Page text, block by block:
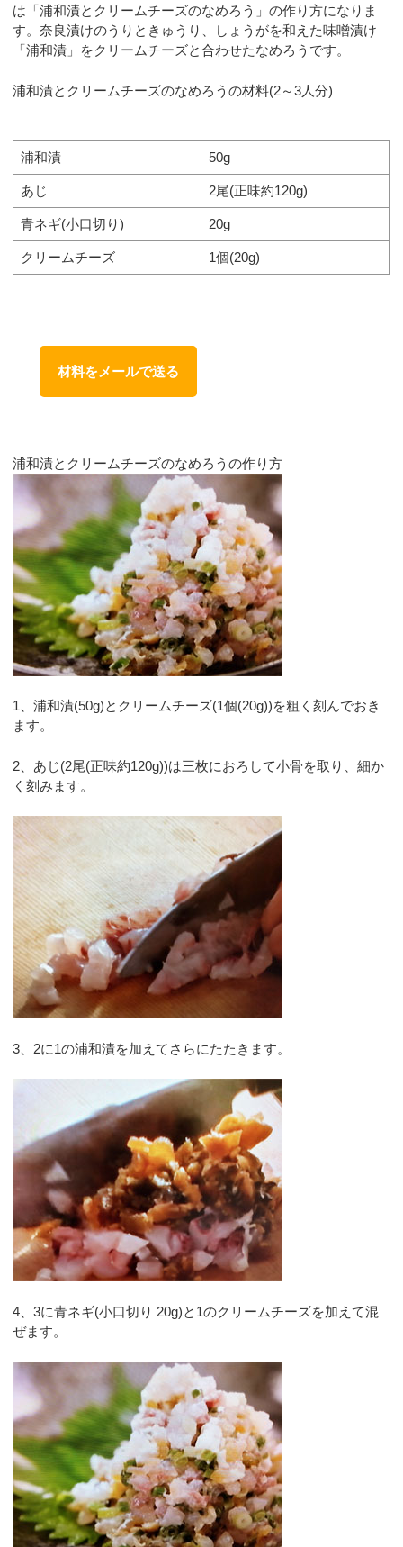
は「浦和漬とクリームチーズのなめろう」の作り方になりま
す。奈良漬けのうりときゅうり、しょうがを和えた味噌漬け
「浦和漬」をクリームチーズと合わせたなめろうです。
浦和漬とクリームチーズのなめろうの材料(2～3人分)
浦和漬 50g
あじ 2尾(正味約120g)
青ネギ(小口切り) 20g
クリームチーズ 1個(20g)
材料をメールで送る
浦和漬とクリームチーズのなめろうの作り方
1、浦和漬(50g)とクリームチーズ(1個(20g))を粗く刻んでおき
ます。
2、あじ(2尾(正味約120g))は三枚におろして小骨を取り、細か
く刻みます。
3、2に1の浦和漬を加えてさらにたたきます。
4、3に青ネギ(小口切り 20g)と1のクリームチーズを加えて混
ぜます。